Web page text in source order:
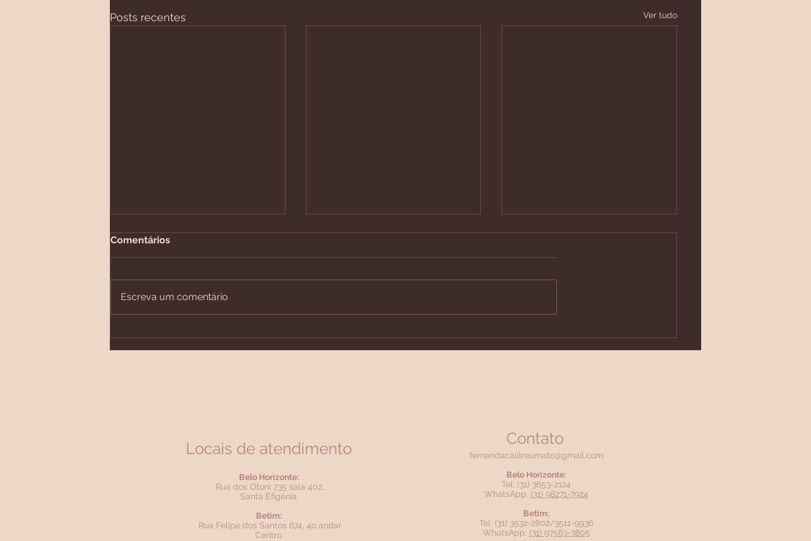
Posts recentes Ver tudo
Comentários
Escreva um comentário
Locais de atendimento
Belo Horizonte:
Rua dos Otoni 735 sala 402,
Santa Efigênia
Betim:
Rua Felipe dos Santos 674, 4o andar
Centro
Contato
fernandacalilreumato@gmail.com
Belo Horizonte:
Tel: (31) 3653-2124
WhatsApp: (31) 98271-7924
Betim:
Tel: (31) 3532-2802/3511-9936
WhatsApp: (31) 97563-3805